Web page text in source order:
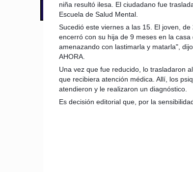
📢 LO ÚLTIMO El Gobierno postergó la
niña resultó ilesa. El ciudadano fue
Escuela de Salud Mental.
Sucedió este viernes a las 15. El joven, de
encerró con su hija de 9 meses en la casa
amenazando con lastimarla y matarla",
AHORA.
Una vez que fue reducido, lo trasladaron
que recibiera atención médica. Allí, los
atendieron y le realizaron un diagnóstico.
Es decisión editorial que, por la